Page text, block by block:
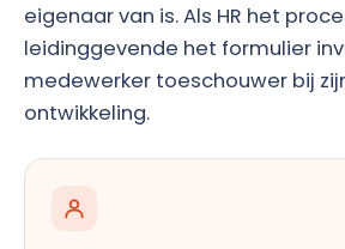
eigenaar van is. Als HR het
leidinggevende het formulier
medewerker toeschouwer bij
ontwikkeling.